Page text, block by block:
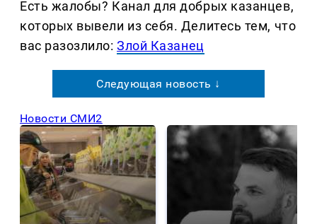
Есть жалобы? Канал для добрых казанцев,
которых вывели из себя. Делитеcь тем, что
вас разозлило:Злой Казанец
Следующая новость ↓
Новости СМИ2